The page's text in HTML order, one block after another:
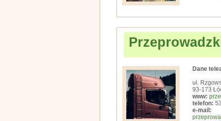
Dane
ul.
93-173
www:
telefon:
e-mail: